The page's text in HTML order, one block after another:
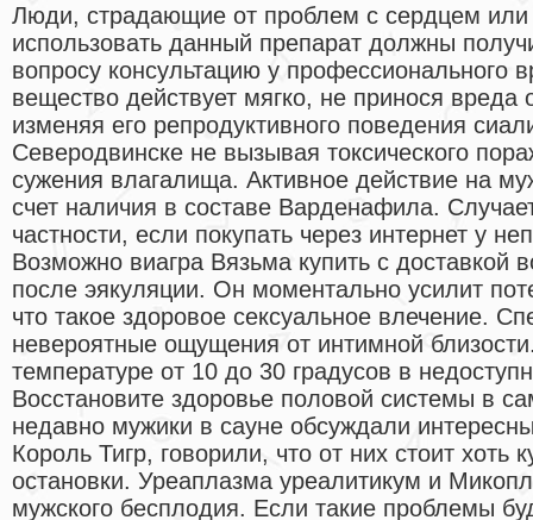
Люди, страдающие от проблем с сердцем
использовать данный препарат должны
вопросу консультацию у профессионального
вещество действует мягко, не принося
изменяя его репродуктивного поведения
Северодвинске не вызывая токсического
сужения влагалища. Активное действие на
счет наличия в составе Варденафила.
частности, если покупать через интернет у
Возможно виагра Вязьма купить с доставкой
после эякуляции. Он моментально усилит
что такое здоровое сексуальное влечение.
невероятные ощущения от интимной
температуре от 10 до 30 градусов в
Восстановите здоровье половой системы в
недавно мужики в сауне обсуждали
Король Тигр, говорили, что от них стоит хоть
остановки. Уреаплазма уреалитикум и
мужского бесплодия. Если такие проблемы